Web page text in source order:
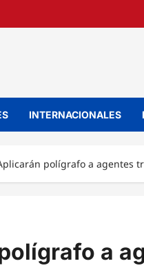
INTERNACIONALES
polígrafo a agentes
a